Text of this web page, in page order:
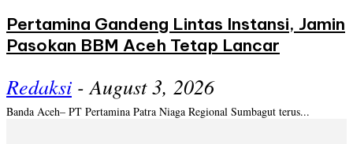
Pertamina Gandeng Lintas Instansi, Jamin
Pasokan BBM Aceh Tetap Lancar
Redaksi - August 3, 2026
Banda Aceh– PT Pertamina Patra Niaga Regional Sumbagut terus...